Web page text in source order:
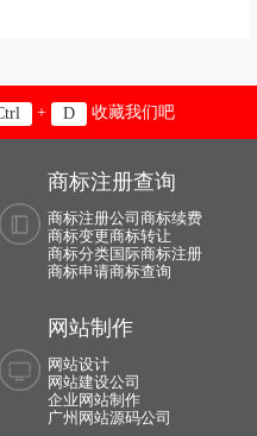
+ D 收藏我们吧
商标注册查询
商标注册公司 商标续费
商标变更商标转让
商标分类国际商标注册
商标申请商标查询
网站制作
网站设计
网站建设公司
企业网站制作
广州网站源码公司